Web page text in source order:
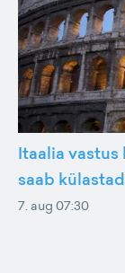
Itaalia
saab
7. aug 07:30